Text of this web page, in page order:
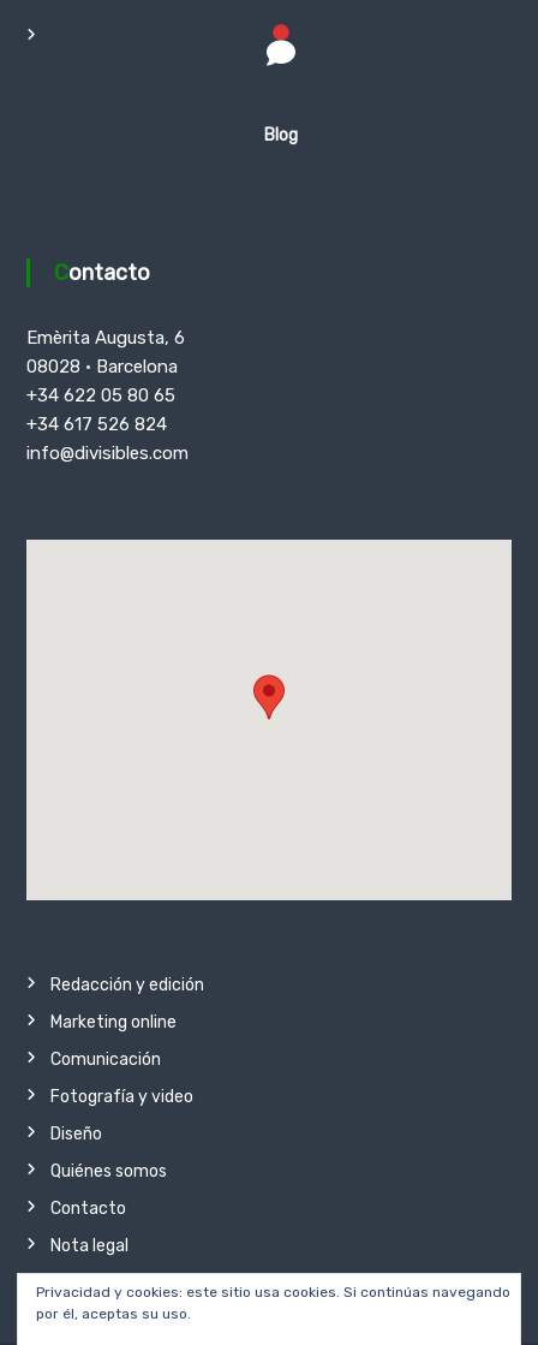
Blog
Contacto
Emèrita Augusta, 6
08028 · Barcelona
+34 622 05 80 65
+34 617 526 824
info@divisibles.com
Redacción y edición
Marketing online
Comunicación
Fotografía y video
Diseño
Quiénes somos
Contacto
Nota legal
Privacidad y cookies: este sitio usa cookies. Si continúas navegando
por él, aceptas su uso.